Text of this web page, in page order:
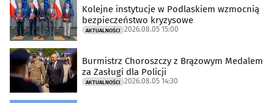
Kolejne instytucje w Podlaskiem wzmocnią
bezpieczeństwo kryzysowe
AKTUALNOŚCI 2026.08.05 15:00
Burmistrz Choroszczy z Brązowym Medalem
za Zasługi dla Policji
AKTUALNOŚCI 2026.08.05 14:30